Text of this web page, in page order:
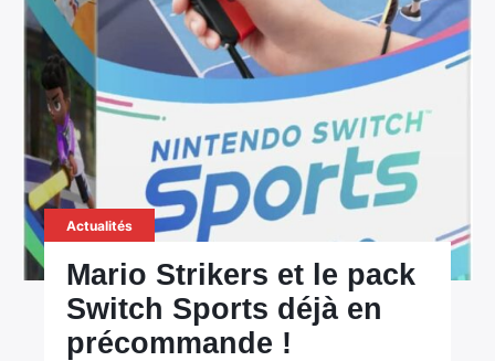
Actualités
Mario Strikers et le pack
Switch Sports déjà en
précommande !